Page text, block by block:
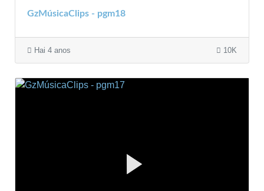
GzMúsicaClips - pgm18
Hai 4 anos 10K